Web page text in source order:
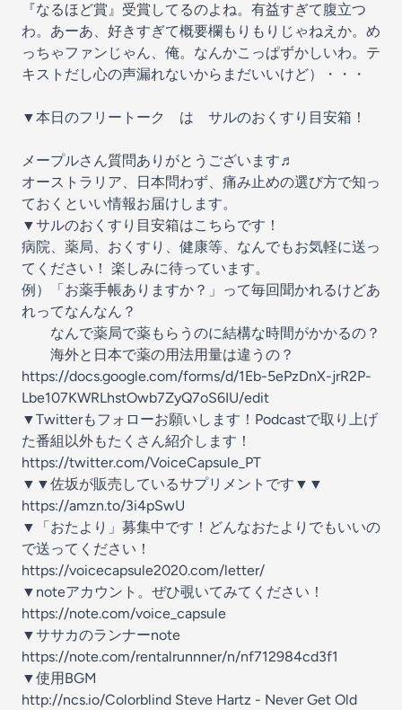
『なるほど賞』受賞してるのよね。有益すぎて腹立つ
わ。あーあ、好きすぎて概要欄もりもりじゃねえか。め
っちゃファンじゃん、俺。なんかこっぱずかしいわ。テ
キストだし心の声漏れないからまだいいけど）・・・
▼本日のフリートーク は サルのおくすり目安箱！
メープルさん質問ありがとうございます♬
オーストラリア、日本問わず、痛み止めの選び方で知っ
ておくといい情報お届けします。
▼⁠⁠⁠⁠サルのおくすり目安箱はこちら⁠⁠⁠⁠です！
病院、薬局、おくすり、健康等、なんでもお気軽に送っ
てください！ 楽しみに待っています。
例）「お薬手帳ありますか？」って毎回聞かれるけどあ
れってなんなん？
なんで薬局で薬もらうのに結構な時間がかかるの？
海外と日本で薬の用法用量は違うの？
https://docs.google.com/forms/d/1Eb-5ePzDnX-jrR2P-
Lbe107KWRLhstOwb7ZyQ7oS6IU/edit
▼Twitterもフォローお願いします！Podcastで取り上げ
た番組以外もたくさん紹介します！
https://twitter.com/VoiceCapsule_PT
▼▼佐坂が販売しているサプリメントです▼▼
https://amzn.to/3i4pSwU
▼「おたより」募集中です！どんなおたよりでもいいの
で送ってください！
https://voicecapsule2020.com/letter/
▼noteアカウント。ぜひ覗いてみてください！
https://note.com/voice_capsule
▼ササカのランナーnote
https://note.com/rentalrunnner/n/nf712984cd3f1
▼使用BGM
http://ncs.io/Colorblind Steve Hartz - Never Get Old